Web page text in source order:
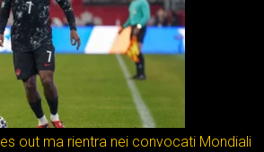
out ma rientra nei convocati Mondiali